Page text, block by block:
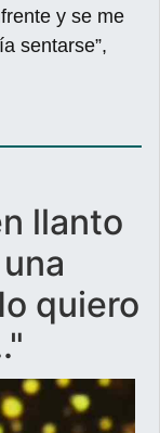
y se me
sentarse”,
llanto
quiero